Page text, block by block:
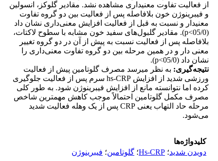
از فعالیت تفاوت معنی­داری مشاهده نشد. مقادیر گلوکز، انسولین
و فیبرینوژن خون بلافاصله پس از فعالیت بین دو گروه تفاوت
معنی­دار و نسبت به قبل از فعالیت افزایش معنی‌داری نشان داد
(05/0>p). مقادیر گلبول‌های سفید خون مشابه با سطوح لاکتات،
بلافاصله پس از فعالیت نسبت به پیش از آن در دو گروه تغییر
معنی دار و در همین مرحله بین دو گروه تفاوت معنی‌داری را
نشان داد (05/0>p).
نتیجه‌گیری: به نظر می­رسد مصرف گلوتامین پیش از فعالیت
ورزشی شدید از افزایش hs-CRP سرم پس از فعالیت جلوگیری
کرده اما نتوانسته مانع از افزایش فیبرینوژن شود. به طور کلی
مصرف مکمل گلوتامین احتمالاً موجب کاهش مهمترین شاخص
مرحله حاد التهاب یعنی CRP پس از یک وهله فعالیت شدید
می‌شود.
کلیدواژه‌ها
دویدن شدید؛ Hs-CRP؛ گلوتامین؛ فیبرینوژن